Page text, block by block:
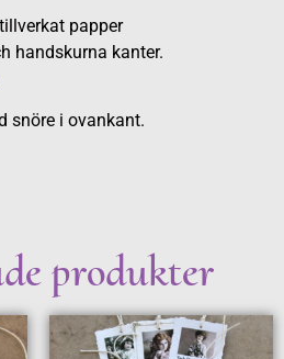
papper
handskurna kanter.
snöre i ovankant.
produkter